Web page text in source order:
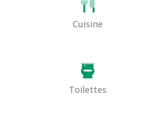
Cuisine
Toilettes